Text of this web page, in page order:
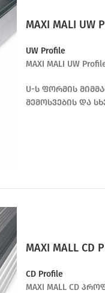
MAXI MALI UW
UW Profile
MAXI MALI UW
U-ს ფორმის
შემოსვების და
MAXI MALL CD
CD Profile
MAXI MALL CD